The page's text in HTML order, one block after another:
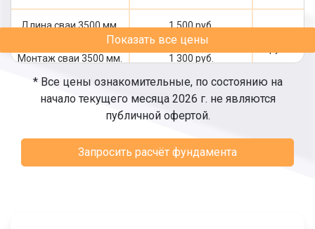
Длина сваи 3500 мм.
1 500 руб.
Монтаж сваи 3500 мм.
1 300 руб.
Длина сваи 4000 мм.
3 100
Монтаж сваи 4000 мм.
1 400 руб.
Длина сваи 4500 мм.
1 900 руб.
3 400
Показать все цены
* Все цены ознакомительные, по состоянию на
начало текущего месяца 2026 г. не являются
публичной офертой.
Запросить расчёт фундамента